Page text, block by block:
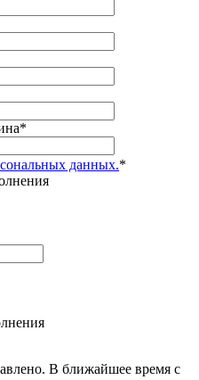
*
данных.*
В ближайшее время с